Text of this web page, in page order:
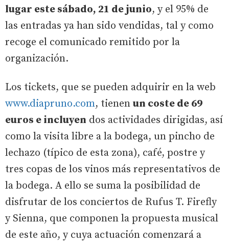
lugar este sábado, 21 de junio, y el 95% de
las entradas ya han sido vendidas, tal y como
recoge el comunicado remitido por la
organización.
Los tickets, que se pueden adquirir en la web
www.diapruno.com, tienen un coste de 69
euros e incluyen dos actividades dirigidas, así
como la visita libre a la bodega, un pincho de
lechazo (típico de esta zona), café, postre y
tres copas de los vinos más representativos de
la bodega. A ello se suma la posibilidad de
disfrutar de los conciertos de Rufus T. Firefly
y Sienna, que componen la propuesta musical
de este año, y cuya actuación comenzará a